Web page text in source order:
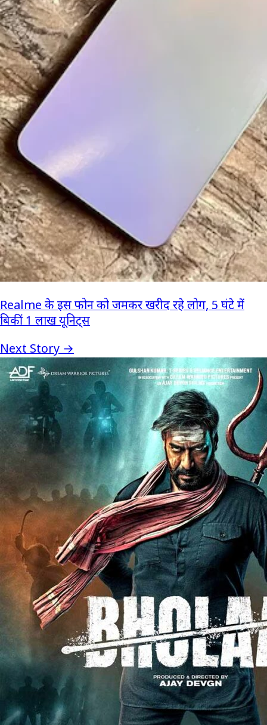
Realme के इस फोन को जमकर खरीद रहे लोग, 5 घंटे में
बिकीं 1 लाख यूनिट्स
Next Story →